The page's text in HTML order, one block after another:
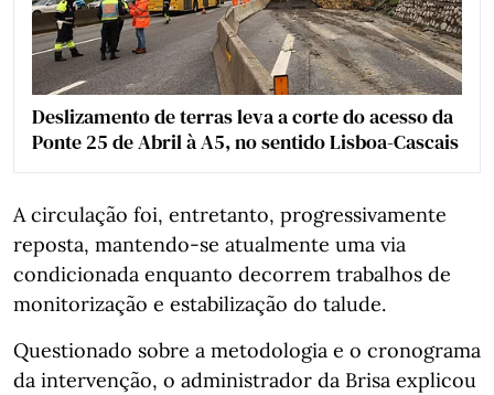
Deslizamento de terras leva a corte do acesso da
Ponte 25 de Abril à A5, no sentido Lisboa-Cascais
A circulação foi, entretanto, progressivamente
reposta, mantendo-se atualmente uma via
condicionada enquanto decorrem trabalhos de
monitorização e estabilização do talude.
Questionado sobre a metodologia e o cronograma
da intervenção, o administrador da Brisa explicou